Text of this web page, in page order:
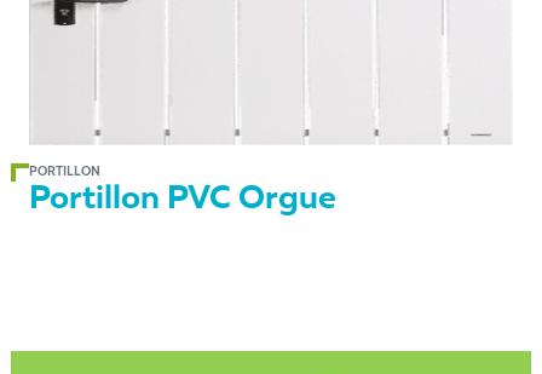
PORTILLON
Portillon PVC Orgue